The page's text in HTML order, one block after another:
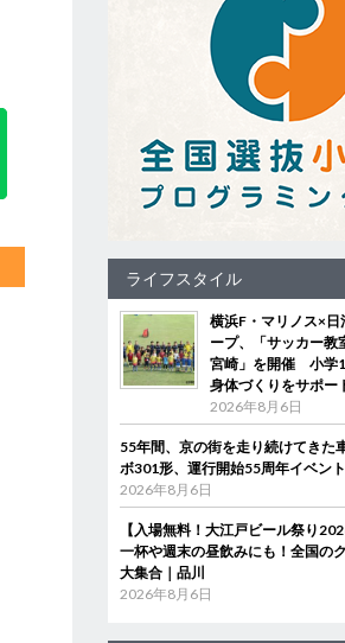
ライフスタイル
横浜F・マリノス×
ープ、「サッカー教
宮崎」を開催 小学
身体づくりをサポー
2026年8月6日
55年間、京の街を走り続けてき
ボ301形、運行開始55周年イベン
2026年8月6日
【入場無料！大江戸ビール祭り
一杯や週末の昼飲みにも！全国の
大集合｜品川
2026年8月6日